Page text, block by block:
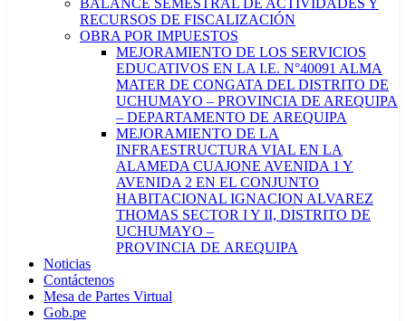
BALANCE SEMESTRAL DE ACTIVIDADES Y
RECURSOS DE FISCALIZACIÓN
OBRA POR IMPUESTOS
MEJORAMIENTO DE LOS SERVICIOS
EDUCATIVOS EN LA I.E. N°40091 ALMA
MATER DE CONGATA DEL DISTRITO DE
UCHUMAYO – PROVINCIA DE AREQUIPA
– DEPARTAMENTO DE AREQUIPA
MEJORAMIENTO DE LA
INFRAESTRUCTURA VIAL EN LA
ALAMEDA CUAJONE AVENIDA 1 Y
AVENIDA 2 EN EL CONJUNTO
HABITACIONAL IGNACION ALVAREZ
THOMAS SECTOR I Y II, DISTRITO DE
UCHUMAYO –
PROVINCIA DE AREQUIPA
Noticias
Contáctenos
Mesa de Partes Virtual
Gob.pe